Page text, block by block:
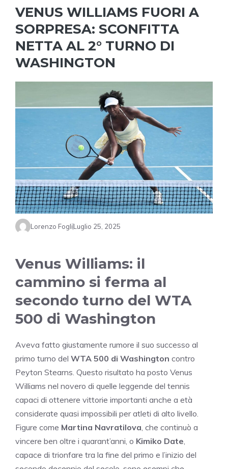
VENUS WILLIAMS FUORI A
SORPRESA: SCONFITTA
NETTA AL 2° TURNO DI
WASHINGTON
Lorenzo FogliLuglio 25, 2025
Venus Williams: il
cammino si ferma al
secondo turno del WTA
500 di Washington
Aveva fatto giustamente rumore il suo successo al
primo turno del WTA 500 di Washington contro
Peyton Stearns. Questo risultato ha posto Venus
Williams nel novero di quelle leggende del tennis
capaci di ottenere vittorie importanti anche a età
considerate quasi impossibili per atleti di alto livello.
Figure come Martina Navratilova, che continuò a
vincere ben oltre i quarant’anni, o Kimiko Date,
capace di trionfare tra la fine del primo e l’inizio del